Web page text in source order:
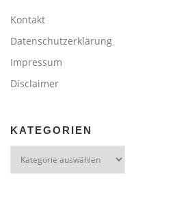
Kontakt
Datenschutzerklärung
Impressum
Disclaimer
KATEGORIEN